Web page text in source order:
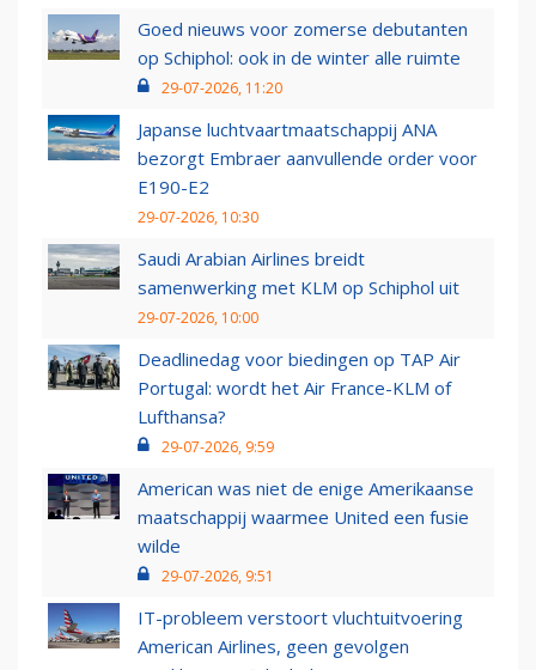
Goed nieuws voor zomerse debutanten
op Schiphol: ook in de winter alle ruimte
29-07-2026, 11:20
Japanse luchtvaartmaatschappij ANA
bezorgt Embraer aanvullende order voor
E190-E2
29-07-2026, 10:30
Saudi Arabian Airlines breidt
samenwerking met KLM op Schiphol uit
29-07-2026, 10:00
Deadlinedag voor biedingen op TAP Air
Portugal: wordt het Air France-KLM of
Lufthansa?
29-07-2026, 9:59
American was niet de enige Amerikaanse
maatschappij waarmee United een fusie
wilde
29-07-2026, 9:51
IT-probleem verstoort vluchtuitvoering
American Airlines, geen gevolgen